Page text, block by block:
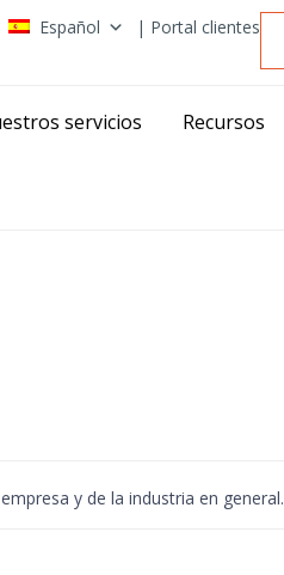
Español | Portal clientes
servicios Recursos
y de la industria en general.